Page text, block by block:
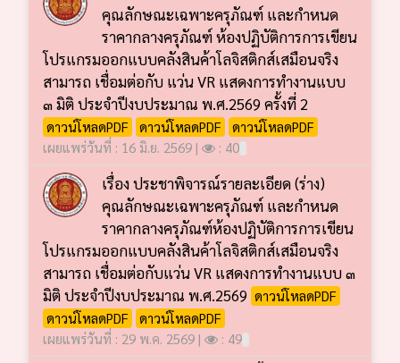
คุณลักษณะเฉพาะครุภัณฑ์ และกำหนด
ราคากลางครุภัณฑ์ ห้องปฏิบัติการการเขียน
โปรแกรมออกแบบคลังสินค้าโลจิสติกส์เสมือนจริง
สามารถ เชื่อมต่อกับ แว่น VR แสดงการทำงานแบบ
๓ มิติ ประจำปีงบประมาณ พ.ศ.2569 ครั้งที่ 2
ดาวน์โหลดPDF ดาวน์โหลดPDF
ดาวน์โหลดPDF
เผยแพร่วันที่ : 16 มิ.ย. 2569 |
: 40
เรื่อง ประชาพิจารณ์รายละเอียด (ร่าง)
คุณลักษณะเฉพาะครุภัณฑ์ และกำหนด
ราคากลางครุภัณฑ์ห้องปฏิบัติการการเขียน
โปรแกรมออกแบบคลังสินค้าโลจิสติกส์เสมือนจริง
สามารถ เชื่อมต่อกับแว่น VR แสดงการทำงานแบบ ๓
มิติ ประจำปีงบประมาณ พ.ศ.2569 ดาวน์โหลดPDF
ดาวน์โหลดPDF
ดาวน์โหลดPDF
เผยแพร่วันที่ : 29 พ.ค. 2569 |
: 49